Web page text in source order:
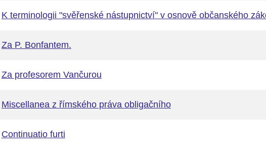
K terminologii "svěřenské nástupnictví" v osnově občanského
Za P. Bonfantem.
Za profesorem Vančurou
Miscellanea z římského práva obligačního
Continuatio furti